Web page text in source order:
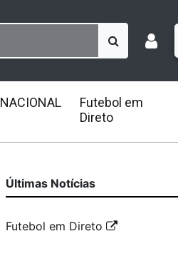
NACIONAL
Futebol em
Direto
Últimas Notícias
Futebol em Direto